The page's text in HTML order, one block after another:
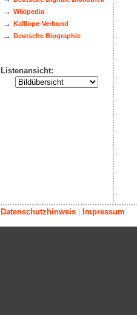
→ Wikipedia
→ Kalliope-Verbund
→ Deutsche Biographie
Listenansicht:
Datenschutzhinweis Impressum